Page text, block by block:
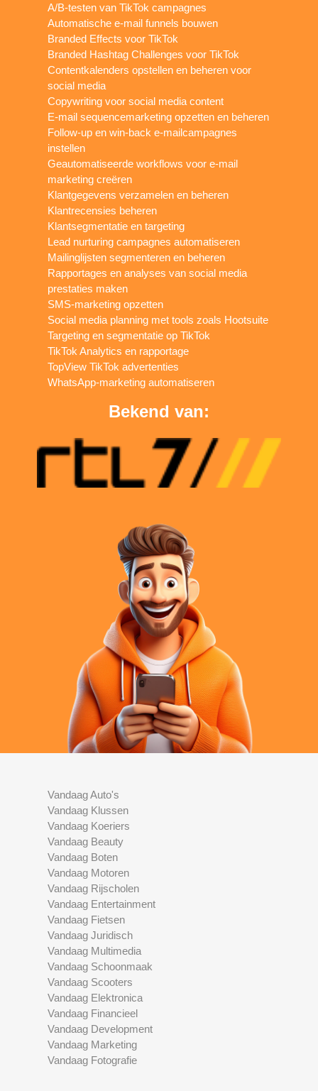
A/B-testen van TikTok campagnes
Automatische e-mail funnels bouwen
Branded Effects voor TikTok
Branded Hashtag Challenges voor TikTok
Contentkalenders opstellen en beheren voor
social media
Copywriting voor social media content
E-mail sequencemarketing opzetten en beheren
Follow-up en win-back e-mailcampagnes
instellen
Geautomatiseerde workflows voor e-mail
marketing creëren
Klantgegevens verzamelen en beheren
Klantrecensies beheren
Klantsegmentatie en targeting
Lead nurturing campagnes automatiseren
Mailinglijsten segmenteren en beheren
Rapportages en analyses van social media
prestaties maken
SMS-marketing opzetten
Social media planning met tools zoals Hootsuite
Targeting en segmentatie op TikTok
TikTok Analytics en rapportage
TopView TikTok advertenties
WhatsApp-marketing automatiseren
Bekend van:
Vandaag Auto's
Vandaag Klussen
Vandaag Koeriers
Vandaag Beauty
Vandaag Boten
Vandaag Motoren
Vandaag Rijscholen
Vandaag Entertainment
Vandaag Fietsen
Vandaag Juridisch
Vandaag Multimedia
Vandaag Schoonmaak
Vandaag Scooters
Vandaag Elektronica
Vandaag Financieel
Vandaag Development
Vandaag Marketing
Vandaag Fotografie